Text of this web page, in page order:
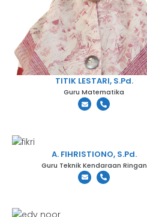
TITIK LESTARI, S.Pd.
Guru Matematika
A. FIHRISTIONO, S.Pd.
Guru Teknik Kendaraan Ringan